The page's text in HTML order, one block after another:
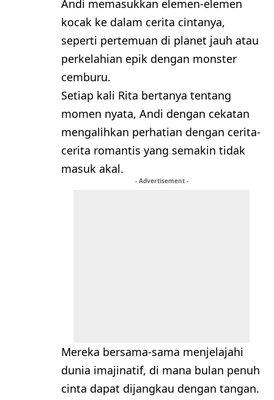
Andi memasukkan elemen-elemen
kocak ke dalam cerita cintanya,
seperti pertemuan di planet jauh atau
perkelahian epik dengan monster
cemburu.
Setiap kali Rita bertanya tentang
momen nyata, Andi dengan cekatan
mengalihkan perhatian dengan cerita-
cerita romantis yang semakin tidak
masuk akal.
- Advertisement -
Mereka bersama-sama menjelajahi
dunia imajinatif, di mana bulan penuh
cinta dapat dijangkau dengan tangan.